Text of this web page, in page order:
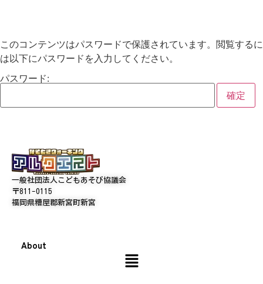
このコンテンツはパスワードで保護されています。閲覧するに
は以下にパスワードを入力してください。
パスワード:
一般社団法人こどもあそび協議会
〒811-0115
福岡県糟屋郡新宮町新宮
About